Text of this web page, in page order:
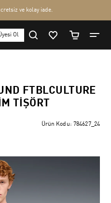
FTBLCULTURE
TIŞÖRT
Ürün Kodu: 784627_24